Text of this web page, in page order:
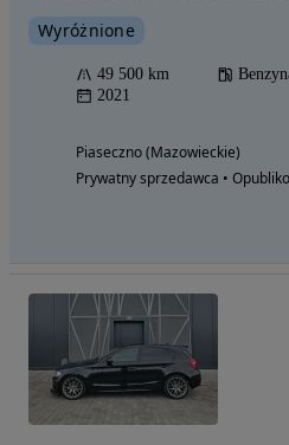
Wyróżnione
49 500 km
2021
Piaseczno (Mazowieckie)
Prywatny sprzedawca •